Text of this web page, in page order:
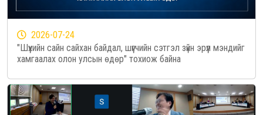
2026-07-24
"Шүүхийн сайн сайхан байдал, шүүгчийн сэтгэл зүйн эрүүл мэндийг
хамгаалах олон улсын өдөр" тохиож байна